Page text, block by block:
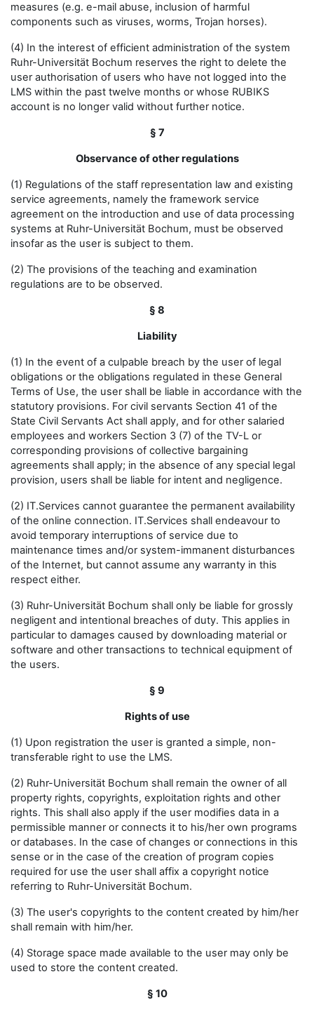
measures (e.g. e-mail abuse, inclusion of harmful
components such as viruses, worms, Trojan horses).
(4) In the interest of efficient administration of the system
Ruhr-Universität Bochum reserves the right to delete the
user authorisation of users who have not logged into the
LMS within the past twelve months or whose RUBIKS
account is no longer valid without further notice.
§ 7
Observance of other regulations
(1) Regulations of the staff representation law and existing
service agreements, namely the framework service
agreement on the introduction and use of data processing
systems at Ruhr-Universität Bochum, must be observed
insofar as the user is subject to them.
(2) The provisions of the teaching and examination
regulations are to be observed.
§ 8
Liability
(1) In the event of a culpable breach by the user of legal
obligations or the obligations regulated in these General
Terms of Use, the user shall be liable in accordance with the
statutory provisions. For civil servants Section 41 of the
State Civil Servants Act shall apply, and for other salaried
employees and workers Section 3 (7) of the TV-L or
corresponding provisions of collective bargaining
agreements shall apply; in the absence of any special legal
provision, users shall be liable for intent and negligence.
(2) IT.Services cannot guarantee the permanent availability
of the online connection. IT.Services shall endeavour to
avoid temporary interruptions of service due to
maintenance times and/or system-immanent disturbances
of the Internet, but cannot assume any warranty in this
respect either.
(3) Ruhr-Universität Bochum shall only be liable for grossly
negligent and intentional breaches of duty. This applies in
particular to damages caused by downloading material or
software and other transactions to technical equipment of
the users.
§ 9
Rights of use
(1) Upon registration the user is granted a simple, non-
transferable right to use the LMS.
(2) Ruhr-Universität Bochum shall remain the owner of all
property rights, copyrights, exploitation rights and other
rights. This shall also apply if the user modifies data in a
permissible manner or connects it to his/her own programs
or databases. In the case of changes or connections in this
sense or in the case of the creation of program copies
required for use the user shall affix a copyright notice
referring to Ruhr-Universität Bochum.
(3) The user's copyrights to the content created by him/her
shall remain with him/her.
(4) Storage space made available to the user may only be
used to store the content created.
§ 10